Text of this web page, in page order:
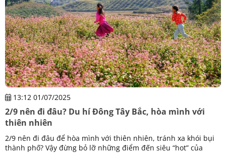
13:12 01/07/2025
2/9 nên đi đâu? Du hí Đông Tây Bắc, hòa mình với
thiên nhiên
2/9 nên đi đâu để hòa mình với thiên nhiên, tránh xa khói bụi
thành phố? Vậy đừng bỏ lỡ những điểm đến siêu “hot” của